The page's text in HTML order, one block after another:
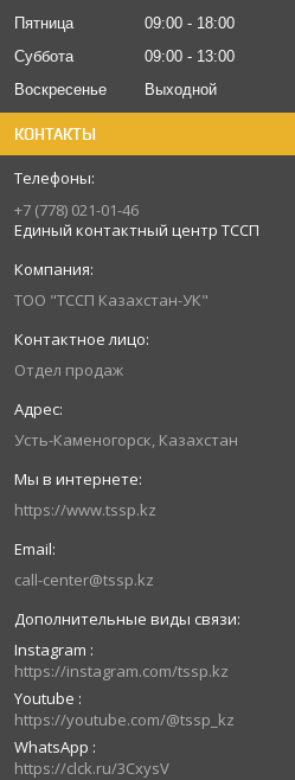
Пятница
09:00
18:00
Суббота
09:00
13:00
Воскресенье
Выходной
КОНТАКТЫ
+7 (778) 021-01-46
Единый контактный центр ТССП
ТОО "ТССП Казахстан-УК"
Отдел продаж
Усть-Каменогорск, Казахстан
https://www.tssp.kz
call-center@tssp.kz
Instagram
https://instagram.com/tssp.kz
Youtube
https://youtube.com/@tssp_kz
WhatsApp
https://clck.ru/3CxysV